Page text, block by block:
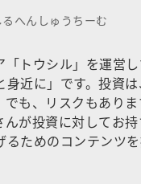
るへんしゅうちーむ
トウシル」を運営
近に」です。投資
も、リスクもあり
が投資に対してお
ためのコンテンツを